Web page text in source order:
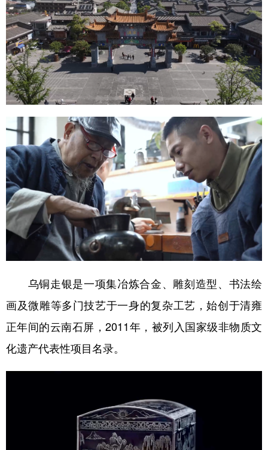
地方频道
北京 天津 河北 山西
辽宁 吉林 上海 江苏
浙江 安徽 福建 江西
山东 河南 湖北 湖南
广东 广西 海南 重庆
四川 贵州 云南 西藏
陕西 甘肃 青海 宁夏
新疆 内蒙古 黑龙江
多语种频道
English Español Français عربى
乌铜走银是一项集冶炼合金、雕刻造型、书法绘
画及微雕等多门技艺于一身的复杂工艺，始创于清雍
正年间的云南石屏，2011年，被列入国家级非物质文
化遗产代表性项目名录。